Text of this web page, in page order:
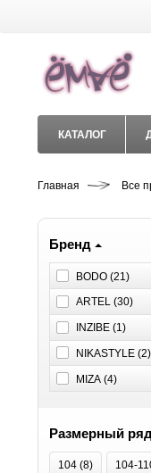
КАТАЛОГ
Главная Все
Бренд
BODO (21)
ARTEL (30)
INZIBE (1)
NIKASTYLE (2)
MIZA (4)
Размерный
104 (8) 104-